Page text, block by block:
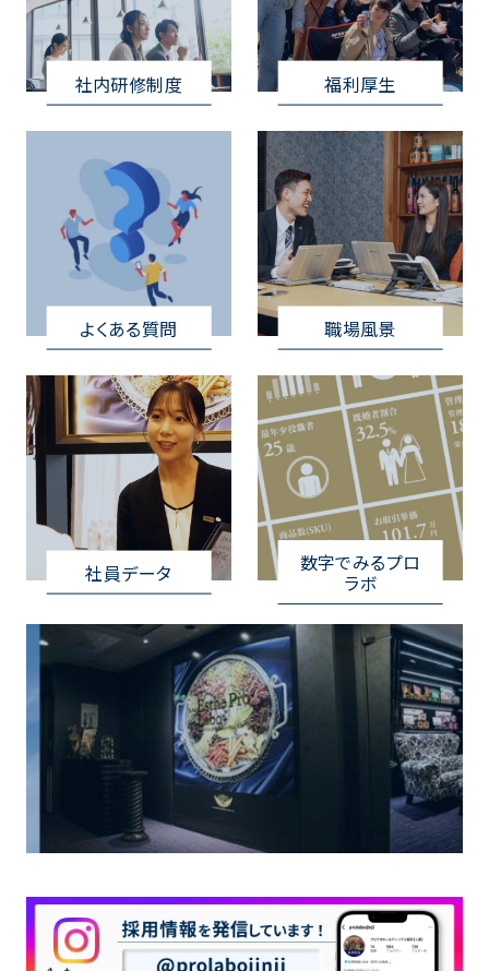
社内研修制度 福利厚生
よくある質問 職場風景
社員データ
数字でみるプロ
ラボ
Special Contents採用メディアSTORY
プロラボホールディングスの今がわかる記
事を公開中!